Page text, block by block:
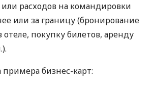
или расходов на командировки
или за границу (бронирование
отеле, покупку билетов, аренду
).
бизнес-карт: